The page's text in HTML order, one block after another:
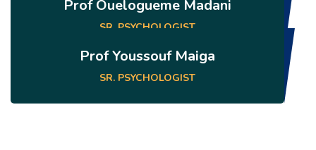
Prof Ouelogueme Madani
SR. PSYCHOLOGIST
Prof Youssouf Maiga
SR. PSYCHOLOGIST